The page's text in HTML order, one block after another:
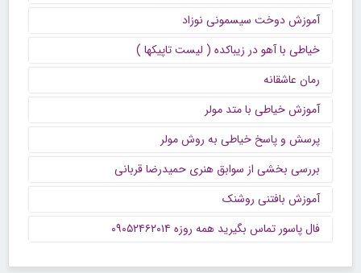
آموزش دوخت سیسمونی نوزاد
خیاطی با آهو در زیباکده ( لیست تاپیکها )
رمان عاشقانه
آموزش خیاطی با متد مولر
پرسش و پاسخ خیاطی به روش مولر
بررسی بخشی از سوابق هنری حمیدرضا قربانی
آموزش بافتنی روشنک
فال پاسور تماس بگیرید همه روزه ۰۹۰۵۲۴۶۲۰۱۴